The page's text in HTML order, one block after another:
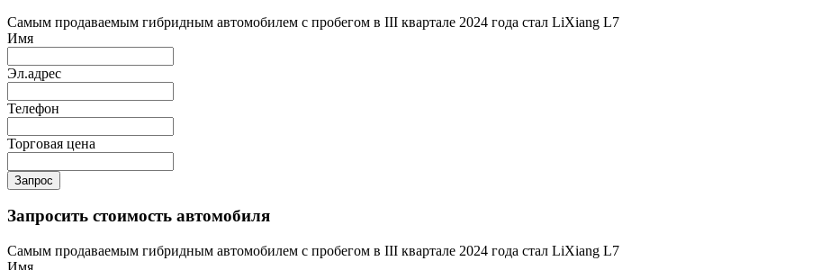
Самым продаваемым гибридным автомобилем с пробегом в III квартале 2024 года стал LiXiang L7
Имя
Эл.адрес
Телефон
Торговая цена
Запрос
Запросить стоимость автомобиля
Самым продаваемым гибридным автомобилем с пробегом в III квартале 2024 года стал LiXiang L7